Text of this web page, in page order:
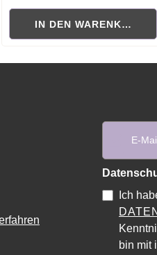
IN DEN WARENKORB
Ich
bin mit